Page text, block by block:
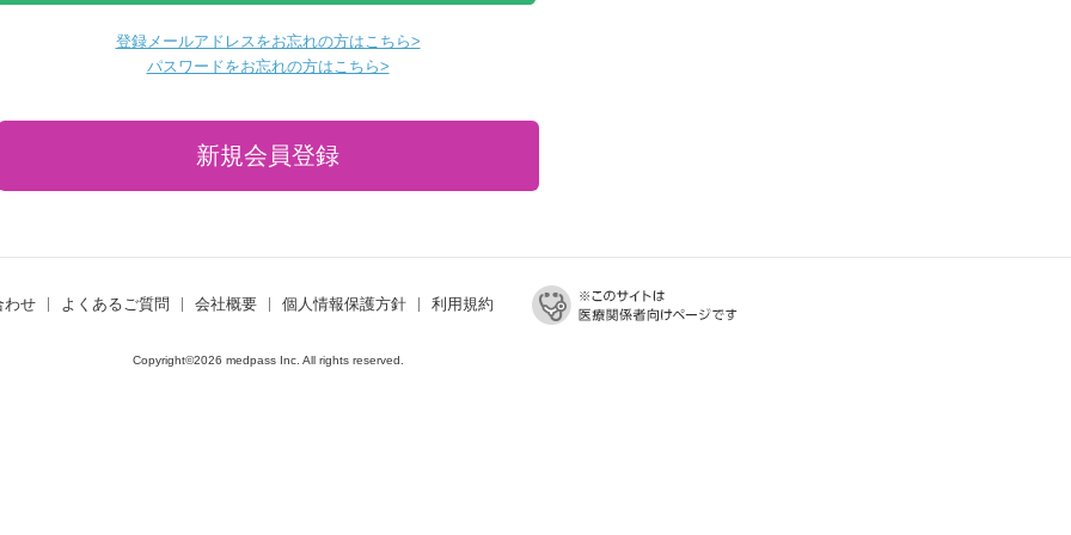
登録メールアドレスをお忘れの方はこちら>
パスワードをお忘れの方はこちら>
わせ よくあるご質問 会社概要 個人情報保護方針 利用規約
Copyright©2026 medpass Inc. All rights reserved.